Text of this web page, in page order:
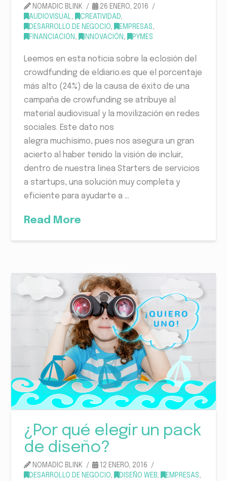
NOMADIC BLINK
26 ENERO, 2016
AUDIOVISUAL, CREATIVIDAD,
DESARROLLO DE NEGOCIO, EMPRESAS,
FINANCIACIÓN , INNOVACIÓN , PYMES
Leemos en esta noticia sobre la eclosión del
crowdfunding de eldiario.es que el porcentaje
más alto (24%) de la causa de éxito de una
campaña de crowfunding se atribuye al
material audiovisual y la movilización en redes
sociales. Este dato nos
alegra muchísimo, pues nos asegura un gran
acierto al haber tenido la visión de incluir,
dentro de nuestra línea Starters de servicios
a startups, una solución muy completa y
eficiente para ayudarte a …
Read More
¿Por qué elegir un pack
de diseño?
NOMADIC BLINK
12 ENERO, 2016
DESARROLLO DE NEGOCIO
DISEÑO WEB EMPRESAS